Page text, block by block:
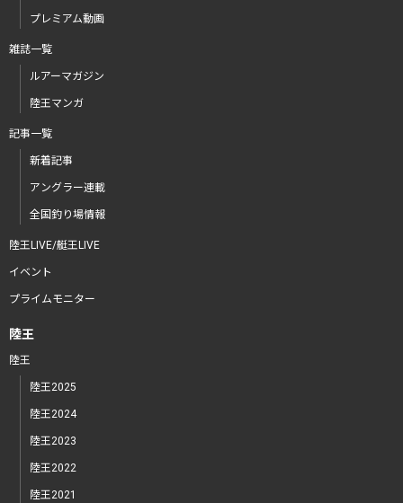
プレミアム動画
雑誌一覧
ルアーマガジン
陸王マンガ
記事一覧
新着記事
アングラー連載
全国釣り場情報
陸王LIVE/艇王LIVE
イベント
プライムモニター
陸王
陸王
陸王2025
陸王2024
陸王2023
陸王2022
陸王2021